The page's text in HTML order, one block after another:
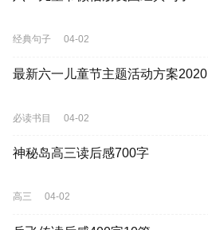
经典句子 04-02
最新六一儿童节主题活动方案2020
必读书目 04-02
神秘岛高三读后感700字
高三 04-02